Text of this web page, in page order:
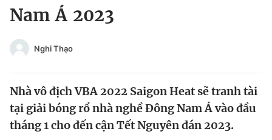
Chuyên mục khác
Video Magazine
Tin đã xem
Đăng xuất
Nam Á 2023
Nghi Thạo
Nhà vô địch VBA 2022 Saigon Heat sẽ tranh tài
tại giải bóng rổ nhà nghề Đông Nam Á vào đầu
tháng 1 cho đến cận Tết Nguyên đán 2023.